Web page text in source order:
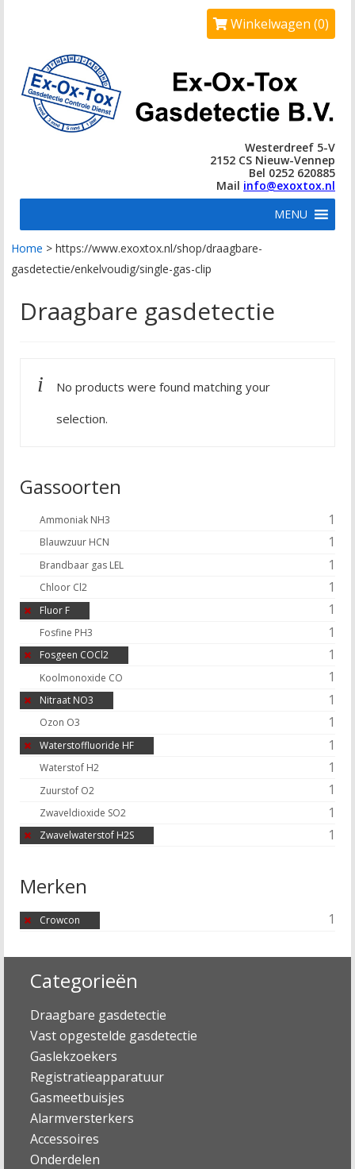
Winkelwagen (0)
Westerdreef 5-V
2152 CS Nieuw-Vennep
Bel 0252 620885
Mail info@exoxtox.nl
MENU
Home > https://www.exoxtox.nl/shop/draagbare-
gasdetectie/enkelvoudig/single-gas-clip
Draagbare gasdetectie
No products were found matching your
selection.
Gassoorten
Ammoniak NH3 1
Blauwzuur HCN 1
Brandbaar gas LEL 1
Chloor Cl2 1
Fluor F 1
Fosfine PH3 1
Fosgeen COCl2 1
Koolmonoxide CO 1
Nitraat NO3 1
Ozon O3 1
Waterstoffluoride HF 1
Waterstof H2 1
Zuurstof O2 1
Zwaveldioxide SO2 1
Zwavelwaterstof H2S 1
Merken
Crowcon 1
Categorieën
Draagbare gasdetectie
Vast opgestelde gasdetectie
Gaslekzoekers
Registratieapparatuur
Gasmeetbuisjes
Alarmversterkers
Accessoires
Onderdelen